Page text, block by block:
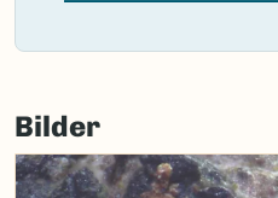
Failed
load
map.
Bilder